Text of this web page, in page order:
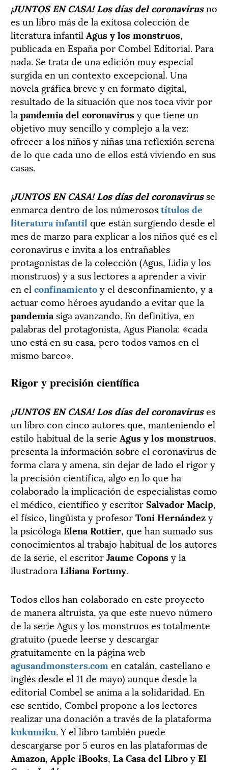
¡JUNTOS EN CASA! Los días del coronavirusno
es un libro más de la exitosa colección de
literatura infantil Agus y los monstruos,
publicada en España por Combel Editorial. Para
nada. Se trata de una edición muy especial
surgida en un contexto excepcional. Una
novela gráfica breve y en formato digital,
resultado de la situación que nos toca vivir por
la pandemia del coronavirusy que tiene un
objetivo muy sencillo y complejo a la vez:
ofrecer a los niños y niñas una reflexión serena
de lo que cada uno de ellos está viviendo en sus
casas.
¡JUNTOS EN CASA! Los días del coronavirusse
enmarca dentro de los númerosostítulos de
literatura infantil que están surgiendo desde el
mes de marzo para explicar a los niños qué es el
coronavirus e invita a los entrañables
protagonistas de la colección (Agus, Lidia y los
monstruos) y a sus lectores a aprender a vivir
en el confinamientoy el desconfinamiento, y a
actuar como héroes ayudando a evitar que la
pandemia siga avanzando. En definitiva, en
palabras del protagonista, Agus Pianola: «cada
uno está en su casa, pero todos vamos en el
mismo barco».
Rigor y precisión científica
¡JUNTOS EN CASA! Los días del coronaviruses
un libro con cinco autores que, manteniendo el
estilo habitual de la serie Agus y los monstruos,
presenta la información sobre el coronavirus de
forma clara y amena, sin dejar de lado el rigor y
la precisión científica, algo en lo que ha
colaborado la implicación de especialistas como
el médico, científico y escritorSalvador Macip,
el físico, lingüista y profesorToni Hernándezy
la psicóloga Elena Rottier, que han sumado sus
conocimientos al trabajo habitual de los autores
de la serie, el escritorJaume Coponsy la
ilustradora Liliana Fortuny.
Todos ellos han colaborado en este proyecto
de manera altruista, ya que este nuevo número
de la serie Agus y los monstruos es totalmente
gratuito (puede leerse y descargar
gratuitamente en la página web
agusandmonsters.com en catalán, castellano e
inglés desde el 11 de mayo) aunque desde la
editorial Combel se anima a la solidaridad. En
ese sentido, Combel propone a los lectores
realizar una donación a través de la plataforma
kukumiku. Y el libro también puede
descargarse por 5 euros en las plataformas de
Amazon, Apple iBooks, La Casa del LibroyEl